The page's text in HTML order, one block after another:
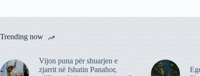
Trending now
Vijon puna për shuarjen e
zjarrit në fshatin Panahor,